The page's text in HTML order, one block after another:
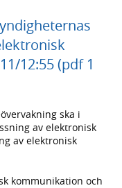
12:55 (pdf 1
ska i
av elektronisk
av elektronisk
kommunikation och